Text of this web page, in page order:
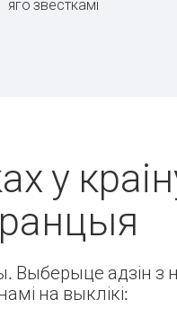
яго звесткамі
у
адзін з
на выклікі: